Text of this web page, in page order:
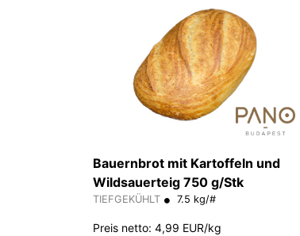
Bauernbrot mit Kartoffeln und
Wildsauerteig 750 g/Stk
TIEFGEKÜHLT 7.5 kg/#
Preis netto: 4,99 EUR/kg